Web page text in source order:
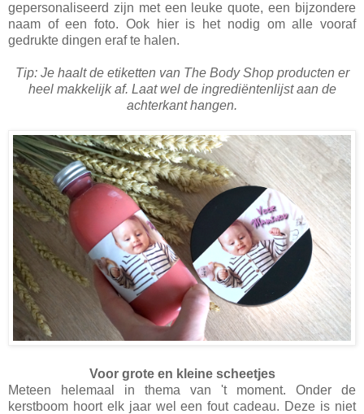
gepersonaliseerd zijn met een leuke quote, een bijzondere
naam of een foto. Ook hier is het nodig om alle vooraf
gedrukte dingen eraf te halen.
Tip: Je haalt de etiketten van The Body Shop producten er
heel makkelijk af. Laat wel de ingrediëntenlijst aan de
achterkant hangen.
Voor grote en kleine scheetjes
Meteen helemaal in thema van 't moment. Onder de
kerstboom hoort elk jaar wel een fout cadeau. Deze is niet